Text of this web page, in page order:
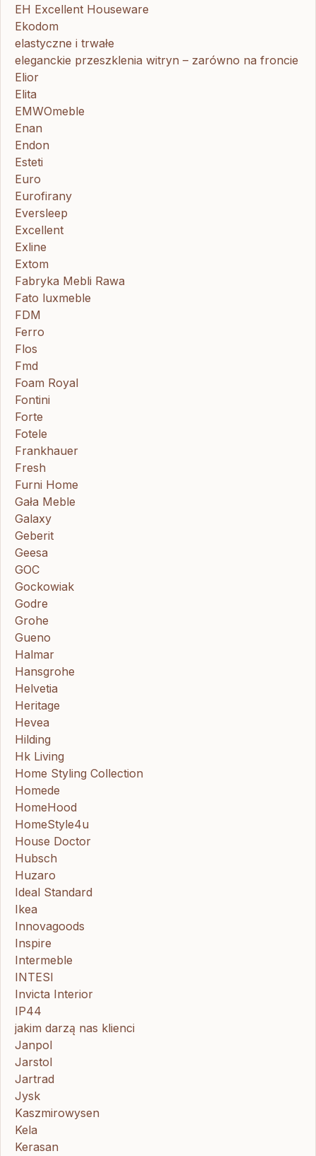
EH Excellent Houseware
Ekodom
elastyczne i trwałe
eleganckie przeszklenia witryn – zarówno na froncie
Elior
Elita
EMWOmeble
Enan
Endon
Esteti
Euro
Eurofirany
Eversleep
Excellent
Exline
Extom
Fabryka Mebli Rawa
Fato luxmeble
FDM
Ferro
Flos
Fmd
Foam Royal
Fontini
Forte
Fotele
Frankhauer
Fresh
Furni Home
Gała Meble
Galaxy
Geberit
Geesa
GOC
Gockowiak
Godre
Grohe
Gueno
Halmar
Hansgrohe
Helvetia
Heritage
Hevea
Hilding
Hk Living
Home Styling Collection
Homede
HomeHood
HomeStyle4u
House Doctor
Hubsch
Huzaro
Ideal Standard
Ikea
Innovagoods
Inspire
Intermeble
INTESI
Invicta Interior
IP44
jakim darzą nas klienci
Janpol
Jarstol
Jartrad
Jysk
Kaszmirowysen
Kela
Kerasan